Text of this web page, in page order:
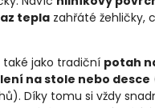
tepla zahřáté žehličky,
jako tradiční potah
na stole nebo desce
Díky tomu si vždy